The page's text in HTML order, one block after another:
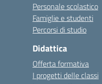
Personale scolastico
Famiglie e studenti
Percorsi di studio
Didattica
Offerta formativa
I progetti delle classi